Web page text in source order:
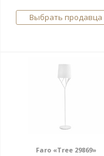
Выбрать продавца
Faro «Tree 29869»